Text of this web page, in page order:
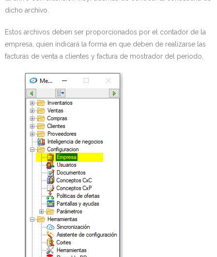
dicho archivo.
Estos archivos deben ser proporcionados por el contador de la
empresa, quien indicará la forma en que deben de realizarse las
facturas de venta a clientes y factura de mostrador del periodo.